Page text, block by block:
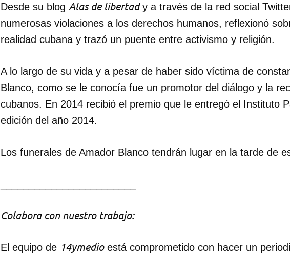
Guardar como favorito
Desde su blog Alas de libertady a través de la red social
numerosas violaciones a los derechos humanos, reflexionó
realidad cubana y trazó un puente entre activismo y religión.
A lo largo de su vida y a pesar de haber sido víctima de
Blanco, como se le conocía fue un promotor del diálogo y la
cubanos. En 2014 recibió el premio que le entregó el Instituto
edición del año 2014.
Los funerales de Amador Blanco tendrán lugar en la tarde de
Colabora con nuestro trabajo:
El equipo de 14ymedioestá comprometido con hacer un